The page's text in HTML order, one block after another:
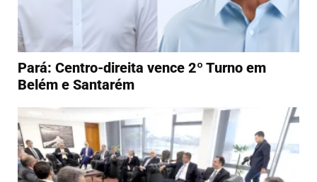
Pará: Centro-direita vence 2º Turno em
Belém e Santarém